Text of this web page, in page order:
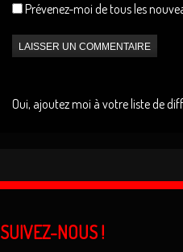
Prévenez-moi de tous les
Oui, ajoutez moi à votre liste de
SUIVEZ-NOUS !